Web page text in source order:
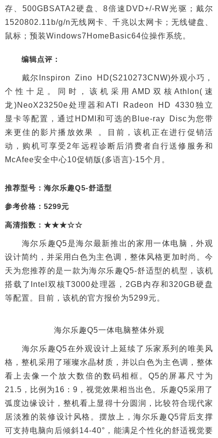
存、500GBSATA2硬盘、8倍速DVD+/-RW光驱；戴尔
1520802.11b/g/n无线网卡、千兆以太网卡；无线键盘、
鼠标；预装Windows7HomeBasic64位操作系统。
编辑点评：
戴尔Inspiron Zino HD(S210273CNW)外观小巧，
个性十足。同时，该机采用AMD双核Athlon(速
龙)NeoX23250e处理器和ATI Radeon HD 4330独立
显卡等配置，通过HDMI和可选的Blue-ray Disc为您带
来更佳的影片播放效果 。目前，该机正在进行促销活
动，购机可享受2年远程诊断后消费者自行送修服务和
McAfee安全中心10促销版(多语言)-15个月。
推荐型号：海尔乐趣Q5-舒适型
参考价格：5299元
高清指数：★★★☆☆
海尔乐趣Q5是海尔最新推出的家用一体电脑，外观
设计简约，并采用白色为主色调，整体风格更加时尚。今
天为您推荐的是一款为海尔乐趣Q5-舒适型的机型，该机
搭载了Intel双核T3000处理器，2GB内存和320GB硬盘
等配置。目前，该机的官方报价为5299元。
海尔乐趣Q5一体电脑整体外观
海尔乐趣Q5在外观设计上延续了乐家系列的唯美风
格，整机采用了璀璨水晶材质，并以白色为主色调，整体
看上去像一个放大数倍的数码相框。Q5的屏幕尺寸为
21.5，比例为16：9，视觉效果相当出色。乐趣Q5采用了
弧度边缘设计，整机看上显得十分圆润，比较符合现代家
居淡雅的装修设计风格。摆放上，海尔乐趣Q5背后支撑
可支持电脑向后倾斜14-40°，能满足个性化的舒适视觉要